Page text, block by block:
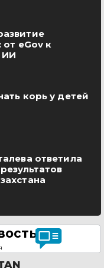
от eGov к
ИИ
корь у детей
ответила